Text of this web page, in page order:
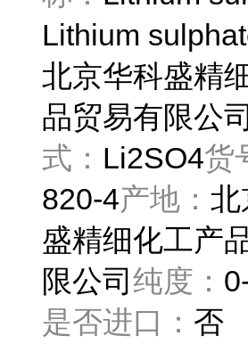
Lithium
北京华科盛精
品贸易有限公司
式： Li2SO4货
820-4产地： 北
盛精细化工产
限公司 纯度：
是否进口： 否